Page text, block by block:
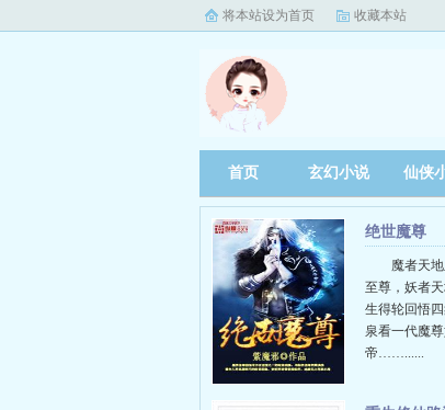
将本站设为首页 收藏本站
首页 玄幻小说 仙侠
绝世魔尊
魔者天
至尊，妖者
生得轮回悟
泉看一代魔
帝……......